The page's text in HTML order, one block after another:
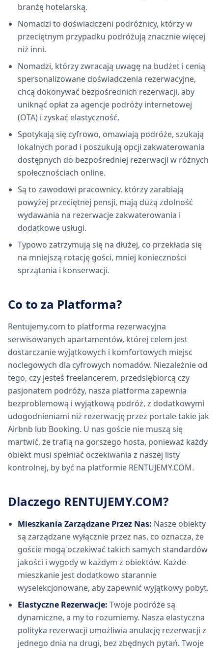
branżę hotelarską.
Nomadzi to doświadczeni podróżnicy, którzy w
przeciętnym przypadku podróżują znacznie więcej
niż inni.
Nomadzi, którzy zwracają uwagę na budżet i cenią
spersonalizowane doświadczenia rezerwacyjne,
chcą dokonywać bezpośrednich rezerwacji, aby
uniknąć opłat za agencje podróży internetowej
(OTA) i zyskać elastyczność.
Spotykają się cyfrowo, omawiają podróże, szukają
lokalnych porad i poszukują opcji zakwaterowania
dostępnych do bezpośredniej rezerwacji w różnych
społecznościach online.
Są to zawodowi pracownicy, którzy zarabiają
powyżej przeciętnej pensji, mają dużą zdolność
wydawania na rezerwacje zakwaterowania i
dodatkowe usługi.
Typowo zatrzymują się na dłużej, co przekłada się
na mniejszą rotację gości, mniej konieczności
sprzątania i konserwacji.
Co to za Platforma?
Rentujemy.com to platforma rezerwacyjna
serwisowanych apartamentów, której celem jest
dostarczanie wyjątkowych i komfortowych miejsc
noclegowych dla cyfrowych nomadów. Niezależnie od
tego, czy jesteś freelancerem, przedsiębiorcą czy
pasjonatem podróży, nasza platforma zapewnia
bezproblemową i wyjątkową podróż, z dodatkowymi
udogodnieniami niż rezerwację przez portale takie jak
Airbnb lub Booking. U nas goście nie muszą się
martwić, że trafią na gorszego hosta, ponieważ każdy
obiekt musi spełniać oczekiwania z naszej listy
kontrolnej, by być na platformie RENTUJEMY.COM.
Dlaczego RENTUJEMY.COM?
Mieszkania Zarządzane Przez Nas: Nasze obiekty
są zarządzane wyłącznie przez nas, co oznacza, że
goście mogą oczekiwać takich samych standardów
jakości i wygody w każdym z obiektów. Każde
mieszkanie jest dodatkowo starannie
wyselekcjonowane, aby zapewnić wyjątkowy pobyt.
Elastyczne Rezerwacje: Twoje podróże są
dynamiczne, a my to rozumiemy. Nasza elastyczna
polityka rezerwacji umożliwia anulację rezerwacji z
jednego dnia na drugi, bez zbędnych pytań. Twoje